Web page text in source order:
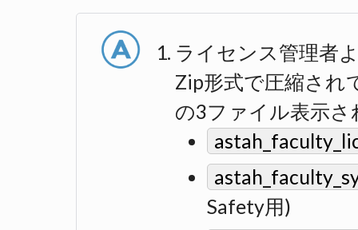
ライセンス管理者
Zip形式で圧縮され
の3ファイル表示さ
Safety用)